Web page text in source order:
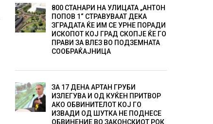
800 СТАНАРИ НА УЛИЦАТА „АНТОН
ПОПОВ 1“ СТРАВУВААТ ДЕКА
ЗГРАДАТА ЌЕ ИМ СЕ УРНЕ ПОРАДИ
ИСКОПОТ КОЈ ГРАД СКОПЈЕ ЌЕ ГО
ПРАВИ ЗА ВЛЕЗ ВО ПОДЗЕМНАТА
СООБРАЌАЈНИЦА
ЗА 17 ДЕНА АРТАН ГРУБИ
ИЗЛЕГУВА И ОД КУЌЕН ПРИТВОР
АКО ОБВИНИТЕЛОТ КОЈ ГО
ИЗВАДИ ОД ШУТКА НЕ ПОДНЕСЕ
ОБВИНЕНИЕ ВО ЗАКОНСКИОТ РОК